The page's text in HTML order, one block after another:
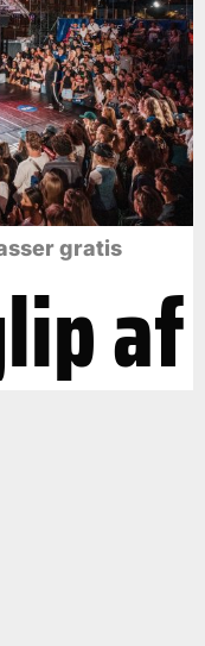
gratis
af